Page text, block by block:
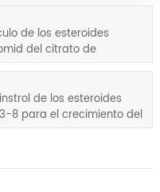
de los esteroides
del citrato de
de los esteroides
8 para el crecimiento del